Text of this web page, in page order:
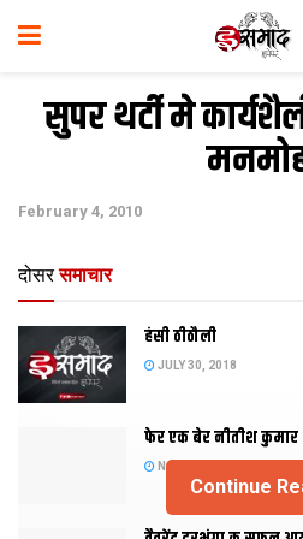
सुपर थर्टी मे
February 4, 2010
दोसर समाचार
हंसी ठीठौली
JULY 30, 2018
फेर एक बेर नीतीश कुमार
NOVEMBER 20, 2015
Continue